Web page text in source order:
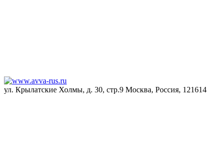
ул. Крылатские Холмы, д. 30, стр.9 Москва, Россия, 121614